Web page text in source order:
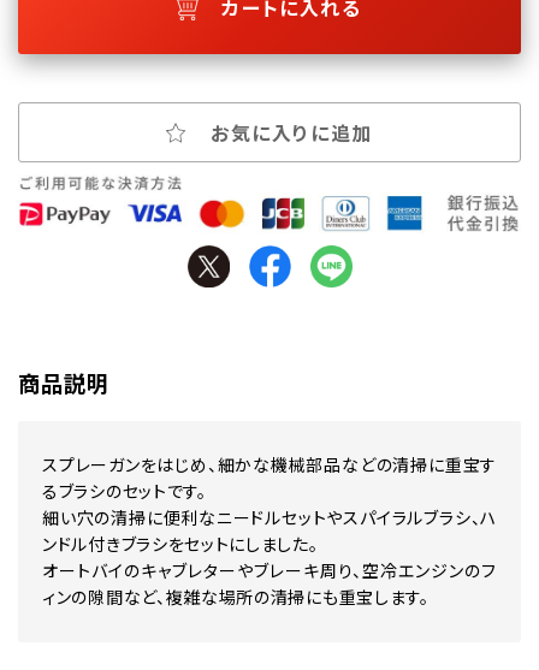
カートに入れる
お気に入りに追加
商品説明
スプレーガンをはじめ、細かな機械部品などの清掃に重宝す
るブラシのセットです。
細い穴の清掃に便利なニードルセットやスパイラルブラシ、ハ
ンドル付きブラシをセットにしました。
オートバイのキャブレターやブレーキ周り、空冷エンジンのフ
ィンの隙間など、複雑な場所の清掃にも重宝します。